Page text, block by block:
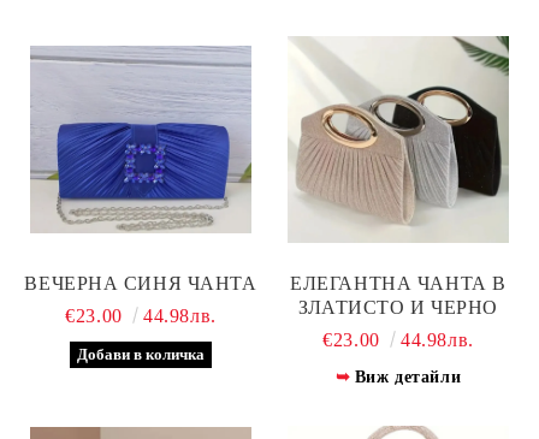
ВЕЧЕРНА СИНЯ ЧАНТА
€23.00
44.98лв.
ЕЛЕГАНТНА ЧАНТА В
ЗЛАТИСТО И ЧЕРНО
€23.00
44.98лв.
Виж детайли